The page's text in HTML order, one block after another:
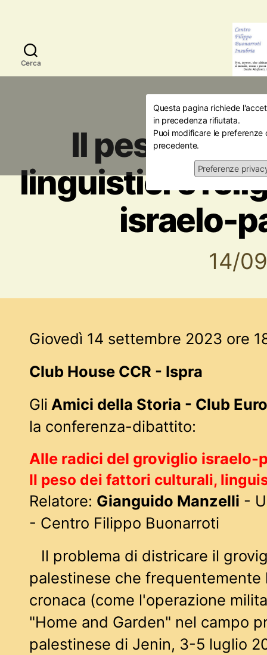
Cerca
Questa pagina richiede
in precedenza rifiutata.
Puoi modificare le
precedente.
Preferenze
Amici della Storia
Il peso dei
linguistici e
israelo-
14/
Giovedì 14 settembre 2023 ore
Club House CCR - Ispra
Gli Amici della Storia - Club
la conferenza-dibattito:
Alle radici del groviglio israelo-
Il peso dei fattori culturali,
Relatore: Gianguido Manzelli -
- Centro Filippo Buonarroti
Il problema di districare il
palestinese che frequentemente
cronaca (come l'operazione
"Home and Garden" nel campo
palestinese di Jenin, 3-5 luglio